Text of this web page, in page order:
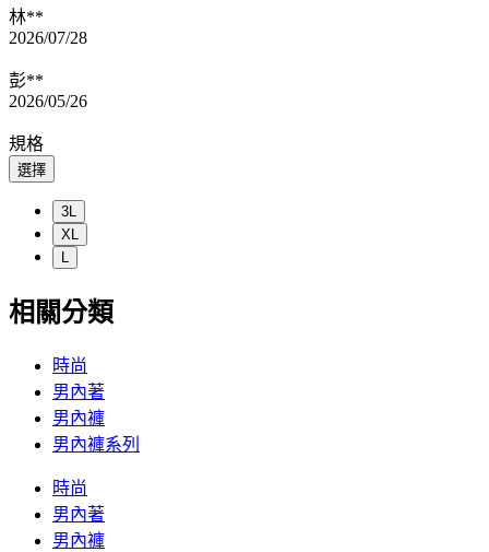
林**
2026/07/28
彭**
2026/05/26
規格
選擇
3L
XL
L
相關分類
時尚
男內著
男內褲
男內褲系列
時尚
男內著
男內褲